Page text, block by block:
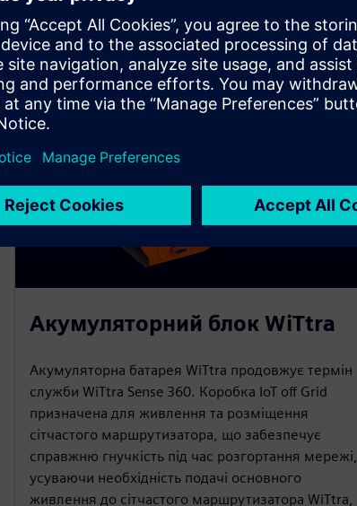
Акумуляторний блок WiTtra
Акумуляторна батарея WiTtra продовжує термін
служби WiTtra Sense 360. Коробка IoT off Grid
призначена для живлення та розміщення
сітчастого маршрутизатора, що забезпечує
справжню гнучкість під час розгортання мережі,
усуваючи необхідність подачі основного
живлення до сітчастого маршрутизатора WiTtra,